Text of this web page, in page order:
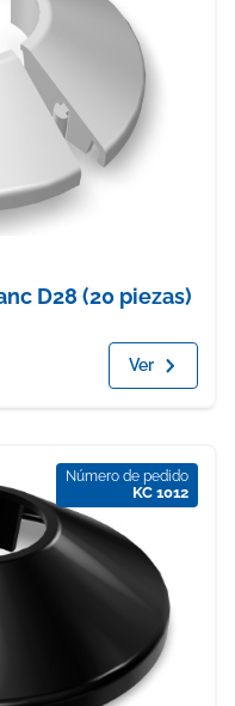
D28 (20 piezas)
Ver
Número de pedido
KC 1012